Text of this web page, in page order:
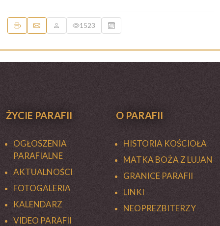
1523
ŻYCIE PARAFII
OGŁOSZENIA
PARAFIALNE
AKTUALNOŚCI
FOTOGALERIA
KALENDARZ
VIDEO PARAFII
O PARAFII
HISTORIA KOŚCIOŁA
MATKA BOŻA Z LUJAN
GRANICE PARAFII
LINKI
NEOPREZBITERZY